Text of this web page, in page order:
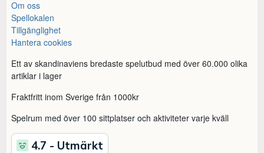
Om oss
Spellokalen
Tillgänglighet
Hantera cookies
Ett av skandinaviens bredaste spelutbud med över 60.000 olika
artiklar i lager
Fraktfritt inom Sverige från 1000kr
Spelrum med över 100 sittplatser och aktiviteter varje kväll